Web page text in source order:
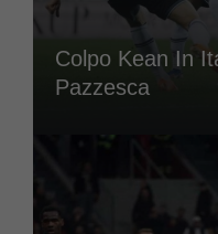
Colpo Kean In
Pazzesca